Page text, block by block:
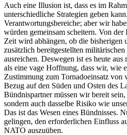
Auch eine Illusion ist, dass es im
unterschiedliche Strategien geben
Verantwortungsbereiche; aber wir
würden gemeinsam scheitern. Von
Zeit wird abhängen, ob die bisherigen
zusätzlich bereitgestellten
ausreichen. Deswegen ist es heute
als eine vage Hoffnung, dass wir, wie
Zustimmung zum Tornadoeinsatz von
Bezug auf den Süden und Osten des
Bündnispartner müssen wir bereit
sondern auch dasselbe Risiko wie
Das ist das Wesen eines Bündnisses.
gelingen, den erforderlichen Einfluss
NATO auszuüben.